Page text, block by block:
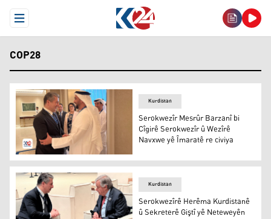
Open Menu
COP28
Serokwezîr Mesrûr Barzanî bi Cîgirê Serokwezîr û
Kurdistan
Serokwezîr Mesrûr Barzanî bi
Cîgirê Serokwezîr û Wezîrê
Navxwe yê Îmaratê re civiya
Kurdistan
Serokwezîrê Herêma Kurdistanê
û Sekreterê Giştî yê Neteweyên